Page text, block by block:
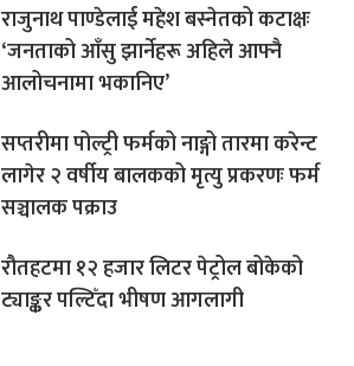
राजुनाथ पाण्डेलाई महेश बस्नेतको कटाक्षः
‘जनताको आँसु झार्नेहरू अहिले आफ्नै
आलोचनामा भकानिए’
सप्तरीमा पोल्ट्री फर्मको नाङ्गो तारमा करेन्ट
लागेर २ वर्षीय बालकको मृत्यु प्रकरणः फर्म
सञ्चालक पक्राउ
रौतहटमा १२ हजार लिटर पेट्रोल बोकेको
ट्याङ्कर पल्टिँदा भीषण आगलागी